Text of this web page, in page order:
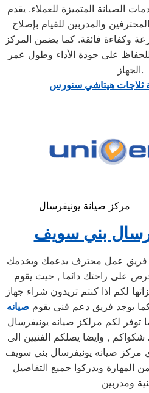
الصيانة المتميزة للعملاء. يقدم
والمدربين للقيام بإصلاح
وكفاءة فائقة. كما يضمن المركز
على جودة الأداء وطول عمر
الجهاز.
ثلاجات هيتاشي سنورس
مركز صيانة يونيفرسال
بني سويف
فريق عمل محترف يدعمك ويخدمك
على راحتك دائما , حيث يقوم
لكم اذا كنتم تريدون شراء جهاز
يوجد فريق دعم فنى يقوم صيانه
توفر لكم مرلكز صيانه يونيفرسال
شكواكم , وايضا يصلكم الفنيين الى
مركز صيانه يونيفرسال بني سويف
ويدركوا جميع التفاصيل
ومدربين